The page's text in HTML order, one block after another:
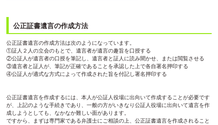
公正証書遺言の作成方法
公正証書遺言の作成方法は次のようになっています。
①証人２人の立会のもとで、遺言者が遺言の趣旨を口授する
②公証人が遺言者の口授を筆記し、遺言者と証人に読み聞かせ、または閲覧させる
③遺言者と証人が、筆記が正確であることを承認した上で各自署名押印する
④公証人が適式な方式によって作成された旨を付記し署名押印する
公正証書遺言を作成するには、本人が公証人役場に出向いて作成することが必要です
が、上記のような手続きであり、一般の方がいきなり公証人役場に出向いて遺言を作
成しようとしても、なかなか難しい面があります。
ですから、まずは専門家である弁護士にご相談の上、公正証書遺言を作成されること